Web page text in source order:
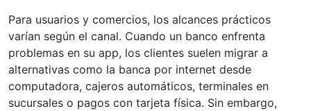
Para usuarios y comercios, los alcances prácticos
varían según el canal. Cuando un banco enfrenta
problemas en su app, los clientes suelen migrar a
alternativas como la banca por internet desde
computadora, cajeros automáticos, terminales en
sucursales o pagos con tarjeta física. Sin embargo,